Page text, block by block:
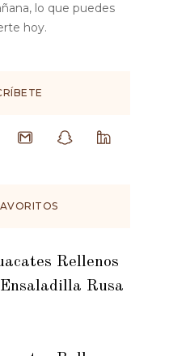
lo que puedes
hoy.
Rellenos
Rusa